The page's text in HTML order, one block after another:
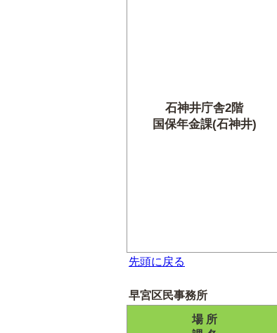
石神井庁舎2階
国保年金課(石神井)
先頭に戻る
早宮区民事務所
場 所